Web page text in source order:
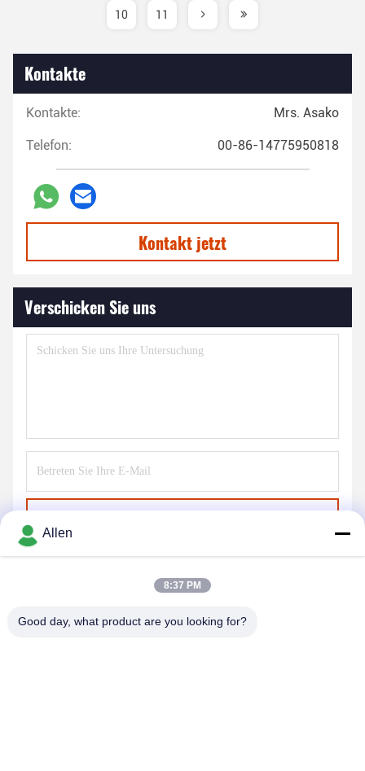
10 11
Kontakte
Kontakte: Mrs. Asako
Telefon: 00-86-14775950818
Kontakt jetzt
Verschicken Sie uns
Senden Sie
Allen
8:37 PM
Good day, what product are you looking for?